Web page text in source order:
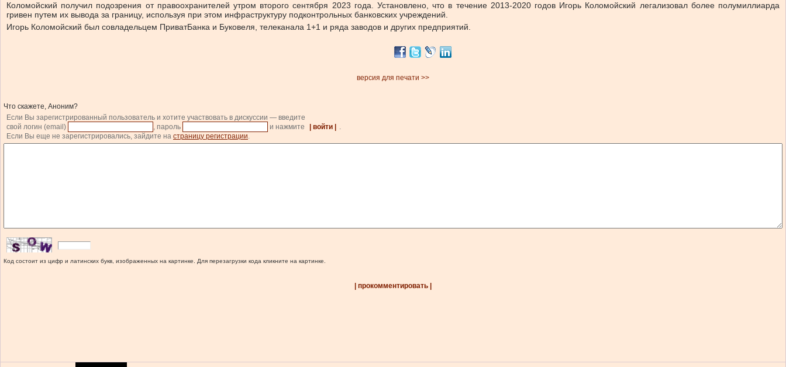
Коломойский получил подозрения от правоохранителей утром второго сентября 2023 года. Установлено, что в течение 2013-2020 годов Игорь Коломойский легализовал более полумиллиарда
гривен путем их вывода за границу, используя при этом инфраструктуру подконтрольных банковских учреждений.
Игорь Коломойский был совладельцем ПриватБанка и Буковеля, телеканала 1+1 и ряда заводов и других предприятий.
версия для печати >>
Что скажете, Аноним?
Если Вы зарегистрированный пользователь и хотите участвовать в дискуссии — введите
свой логин (email)
, пароль и нажмите | войти |
.
Если Вы еще не зарегистрировались, зайдите на страницу регистрации.
Код состоит из цифр и латинских букв, изображенных на картинке. Для перезагрузки кода кликните на картинке.
| прокомментировать |